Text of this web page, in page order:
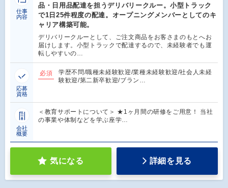
仕事
内容
品・日用品配達を担うデリバリークルー。小型トラック
で1日25件程度の配達。オープニングメンバーとしてのキ
ャリア構築可能。
デリバリークルーとして、ご注文商品をお客さまのもとへお
届けします。小型トラックで配達するので、未経験者でも運
転しやすいの…
応募
資格
必須
学歴不問/職種未経験歓迎/業種未経験歓迎/社会人未経
験歓迎/第二新卒歓迎/ブラン…
会社
概要
＜教育サポートについて＞ ★1ヶ月間の研修をご用意！ 当社
の事業や体制などを学ぶ座学…
気になる 詳細を見る